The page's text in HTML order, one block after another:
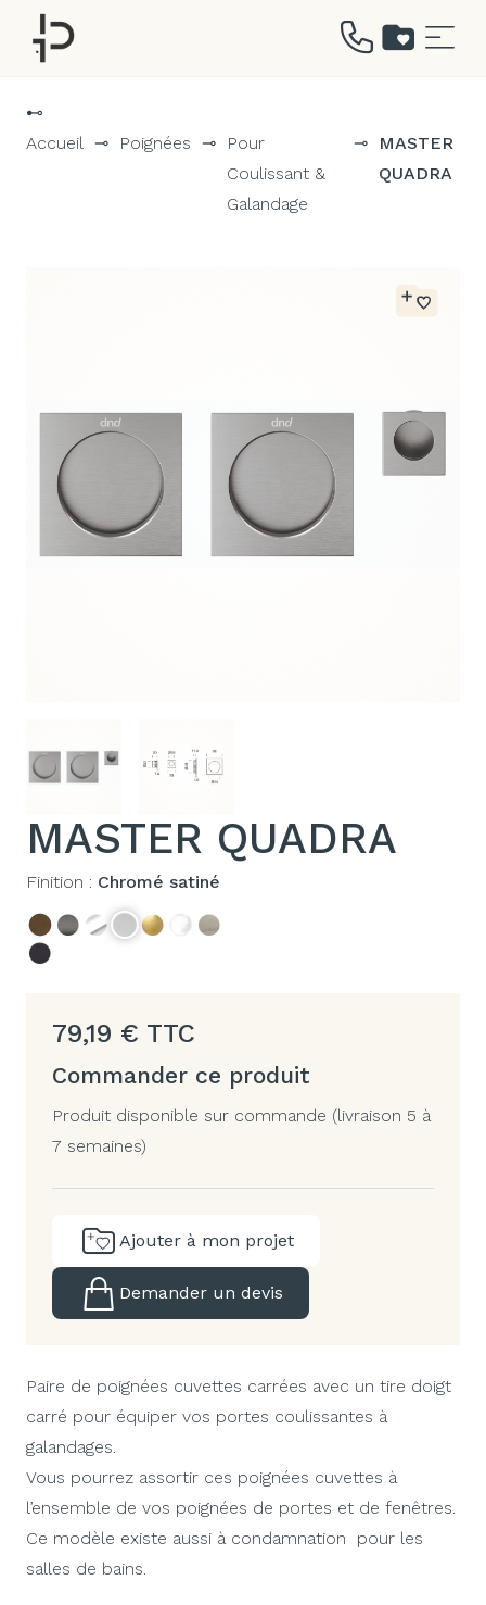
⊷
Accueil ⊸ Poignées ⊸
Pour
Coulissant &
Galandage
⊸
MASTER
QUADRA
MASTER QUADRA
Finition : Chromé satiné
79,19 € TTC
Commander ce produit
Produit disponible sur commande (livraison 5 à
7 semaines)
Ajouter à mon projet
Demander un devis
Paire de poignées cuvettes carrées avec un tire doigt
carré pour équiper vos portes coulissantes à
galandages.
Vous pourrez assortir ces poignées cuvettes à
l’ensemble de vos poignées de portes et de fenêtres.
Ce modèle existe aussi à condamnation pour les
salles de bains.